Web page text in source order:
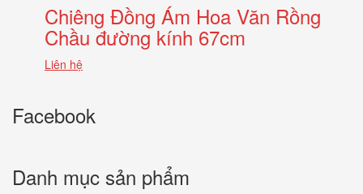
Chiêng Đồng Ám Hoa Văn Rồng
Chầu đường kính 67cm
Liên hệ
Facebook
Danh mục sản phẩm